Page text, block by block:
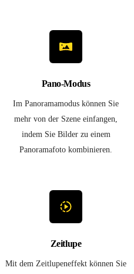
Pano-Modus
Im Panoramamodus können Sie
mehr von der Szene einfangen,
indem Sie Bilder zu einem
Panoramafoto kombinieren.
Zeitlupe
Mit dem Zeitlupeneffekt können Sie